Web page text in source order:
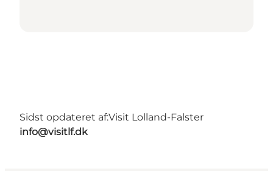
Sidst opdateret af:Visit Lolland-Falster
info@visitlf.dk